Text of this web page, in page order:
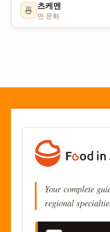
🍜 츠케멘
면 문화
Your complete
regional